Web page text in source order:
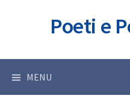
Poeti e
MENU